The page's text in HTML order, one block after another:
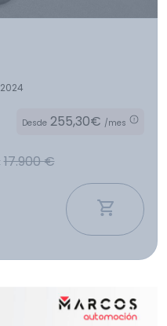
2024
Desde 255,30€ /mes
17.900 €